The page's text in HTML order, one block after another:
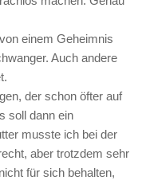
einem Geheimnis
Auch andere
der schon öfter auf
soll dann ein
musste ich bei der
aber trotzdem sehr
für sich behalten,